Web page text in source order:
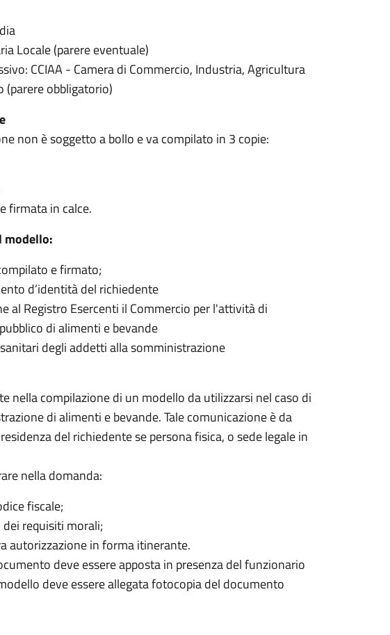
Locale (parere eventuale)
CCIAA - Camera di Commercio, Industria, Agricultura
(parere obbligatorio)
non è soggetto a bollo e va compilato in 3 copie:
firmata in calce.
modello:
e firmato;
d’identità del richiedente
al Registro Esercenti il Commercio per l'attività di
di alimenti e bevande
degli addetti alla somministrazione
nella compilazione di un modello da utilizzarsi nel caso di
di alimenti e bevande. Tale comunicazione è da
del richiedente se persona fisica, o sede legale in
nella domanda:
fiscale;
dei requisiti morali;
autorizzazione in forma itinerante.
deve essere apposta in presenza del funzionario
deve essere allegata fotocopia del documento